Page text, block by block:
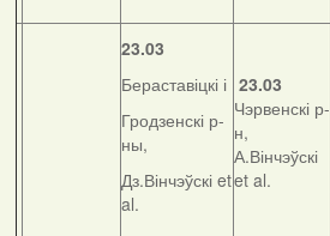
23.03
Бераставіцкі і
Гродзенскі р-
ны,
Дз.Вінчэўскі et
al.
23.03
Чэрвенскі р-
н,
А.Вінчэўскі
et al.